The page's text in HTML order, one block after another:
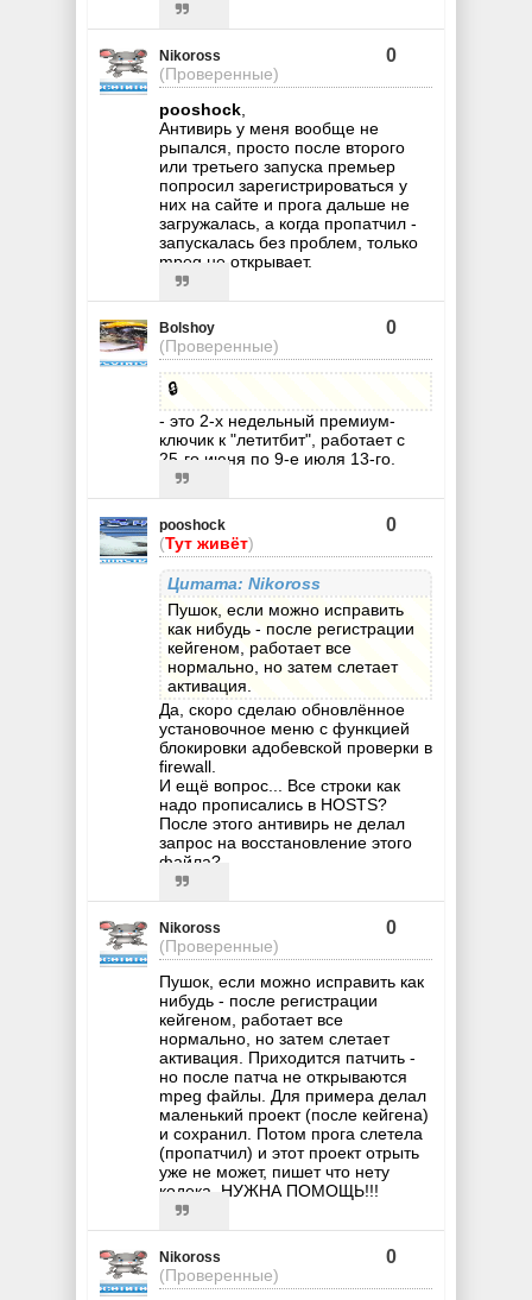
Nikoross
(Проверенные)
0
pooshock
Антивирь у меня вообще не
рыпался, просто после второго
или третьего запуска премьер
попросил зарегистрироваться у
них на сайте и прога дальше не
загружалась, а когда пропатчил -
запускалась без проблем, только
mpeg не открывает.
Bolshoy
(Проверенные)
0
🔒
- это 2-х недельный премиум-
ключик к "летитбит", работает с
25-го июня по 9-е июля 13-го.
pooshock
(Тут живёт)
0
Цитата: Nikoross
Пушок, если можно исправить
как нибудь - после регистрации
кейгеном, работает все
нормально, но затем слетает
активация.
Да, скоро сделаю обновлённое
установочное меню с функцией
блокировки адобевской проверки в
firewall.
И ещё вопрос... Все строки как
надо прописались в HOSTS?
После этого антивирь не делал
запрос на восстановление этого
файла?
Nikoross
(Проверенные)
0
Пушок, если можно исправить как
нибудь - после регистрации
кейгеном, работает все
нормально, но затем слетает
активация. Приходится патчить -
но после патча не открываются
mpeg файлы. Для примера делал
маленький проект (после кейгена)
и сохранил. Потом прога слетела
(пропатчил) и этот проект отрыть
уже не может, пишет что нету
кодека. НУЖНА ПОМОЩЬ!!!
Nikoross
(Проверенные)
0